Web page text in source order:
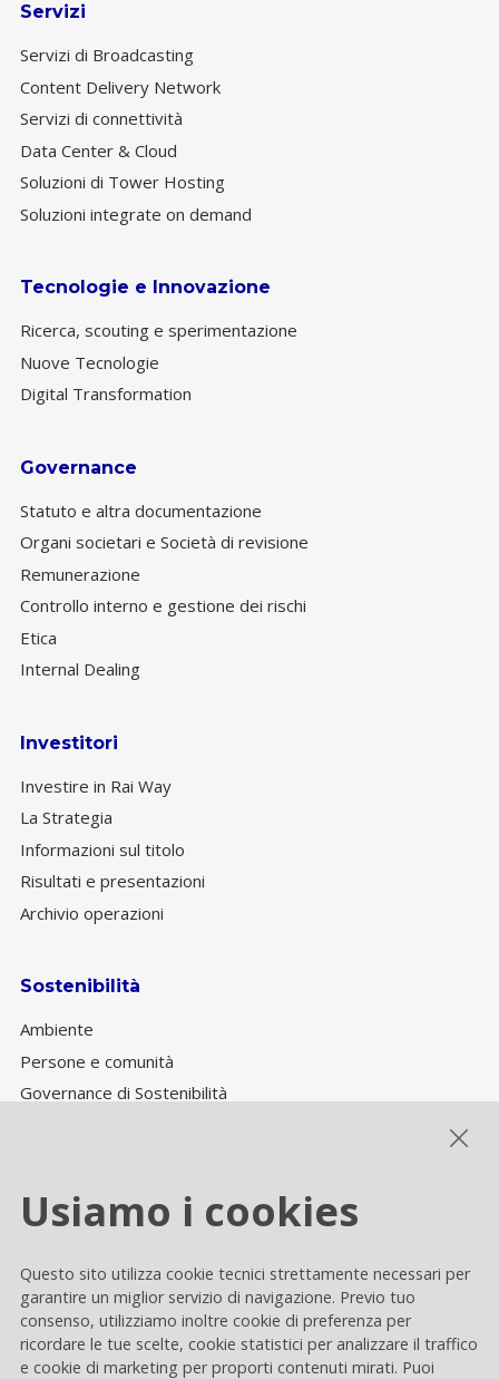
Servizi
Servizi di Broadcasting
Content Delivery Network
Servizi di connettività
Data Center & Cloud
Soluzioni di Tower Hosting
Soluzioni integrate on demand
Tecnologie e Innovazione
Ricerca, scouting e sperimentazione
Nuove Tecnologie
Digital Transformation
Governance
Statuto e altra documentazione
Organi societari e Società di revisione
Remunerazione
Controllo interno e gestione dei rischi
Etica
Internal Dealing
Investitori
Investire in Rai Way
La Strategia
Informazioni sul titolo
Risultati e presentazioni
Archivio operazioni
Sostenibilità
Ambiente
Persone e comunità
Governance di Sostenibilità
Cookie settings
Privacy e Cookie
Contacts
Usiamo i cookies
Questo sito utilizza cookie tecnici strettamente necessari per
garantire un miglior servizio di navigazione. Previo tuo
consenso, utilizziamo inoltre cookie di preferenza per
ricordare le tue scelte, cookie statistici per analizzare il traffico
e cookie di marketing per proporti contenuti mirati. Puoi